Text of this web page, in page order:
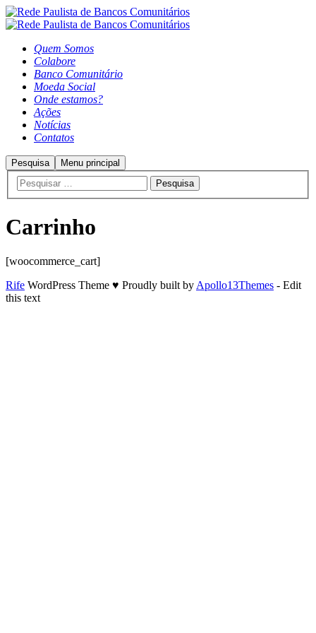
Quem Somos
Colabore
Banco Comunitário
Moeda Social
Onde estamos?
Ações
Notícias
Contatos
Pesquisa Menu principal
Carrinho
[woocommerce_cart]
Rife WordPress Theme ♥ Proudly built byApollo13Themes - Edit
this text